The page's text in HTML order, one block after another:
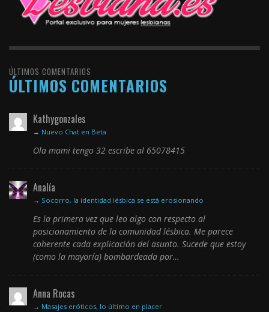
ÚLTIMOS COMENTARIOS
ÚLTIMOS COMENTARIOS
Kathygonzales
→ Nuevo Chat en Beta
Ola mami tengo 32 escribe al 65078415
Analía
→ Socorro, la identidad lésbica se está erosionando
Es la primera vez que leo algo con respecto al
posicionamiento de la comunidad lésbica. Me parece
coherente cada explicación del asunto. Sucede que estoy
(como la mayoría) bombardeada por…
Anna Rocas
→ Masajes eróticos, lo último en placer